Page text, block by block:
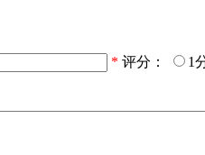
* 评分：
1